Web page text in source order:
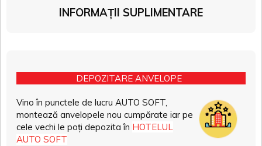
INFORMAȚII SUPLIMENTARE
DEPOZITARE ANVELOPE
Vino în punctele de lucru AUTO SOFT,
montează anvelopele nou cumpărate iar pe
cele vechi le poți depozita în HOTELUL
AUTO SOFT